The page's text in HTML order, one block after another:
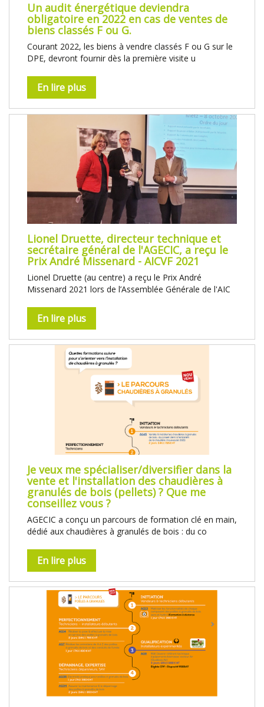
Un audit énergétique deviendra
obligatoire en 2022 en cas de ventes de
biens classés F ou G.
Courant 2022, les biens à vendre classés F ou G sur le
DPE, devront fournir dès la première visite u
En lire plus
Lionel Druette, directeur technique et
secrétaire général de l'AGECIC, a reçu le
Prix André Missenard - AICVF 2021
Lionel Druette (au centre) a reçu le Prix André
Missenard 2021 lors de l’Assemblée Générale de l'AIC
En lire plus
Je veux me spécialiser/diversifier dans la
vente et l'installation des chaudières à
granulés de bois (pellets) ? Que me
conseillez vous ?
AGECIC a conçu un parcours de formation clé en main,
dédié aux chaudières à granulés de bois : du co
En lire plus